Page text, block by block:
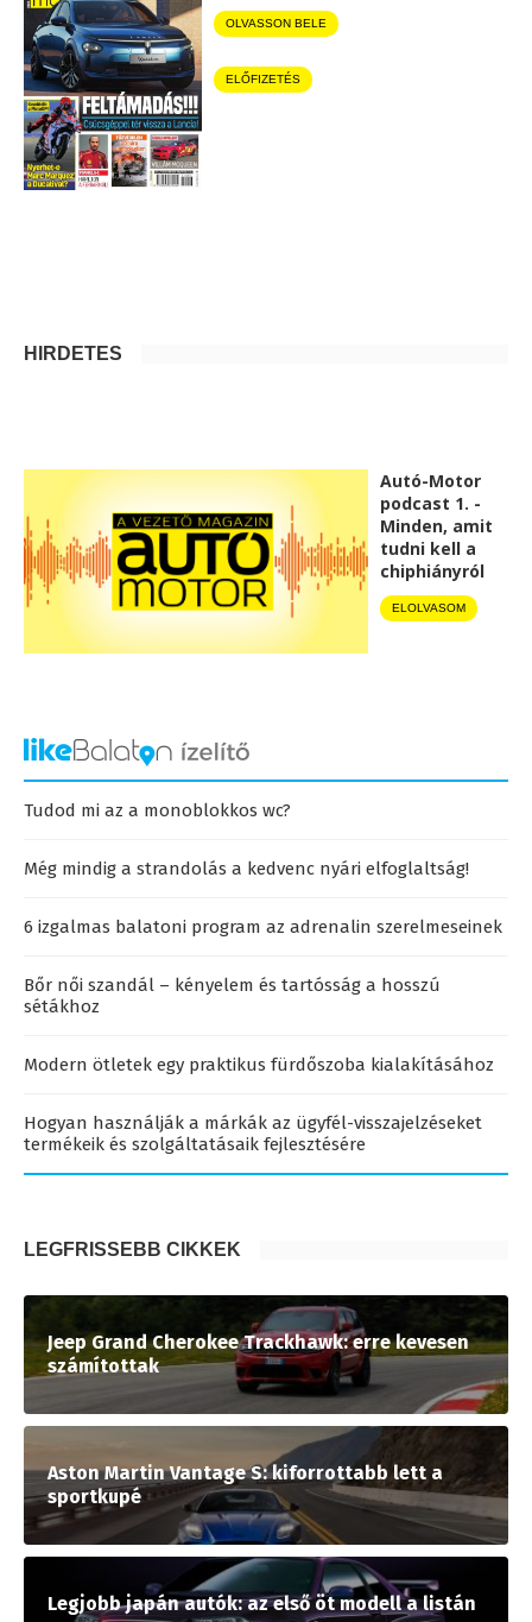
OLVASSON BELE
ELŐFIZETÉS
HIRDETÉS
Autó-Motor
podcast 1. -
Minden, amit
tudni kell a
chiphiányról
ELOLVASOM
Tudod mi az a monoblokkos wc?
Még mindig a strandolás a kedvenc nyári elfoglaltság!
6 izgalmas balatoni program az adrenalin szerelmeseinek
Bőr női szandál – kényelem és tartósság a hosszú
sétákhoz
Modern ötletek egy praktikus fürdőszoba kialakításához
Hogyan használják a márkák az ügyfél-visszajelzéseket
termékeik és szolgáltatásaik fejlesztésére
LEGFRISSEBB CIKKEK
Jeep Grand Cherokee Trackhawk: erre kevesen
számítottak
Aston Martin Vantage S: kiforrottabb lett a
sportkupé
Legjobb japán autók: az első öt modell a listán